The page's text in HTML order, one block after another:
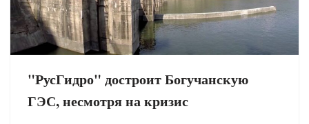
"РусГидро" достроит Богучанскую
ГЭС, несмотря на кризис